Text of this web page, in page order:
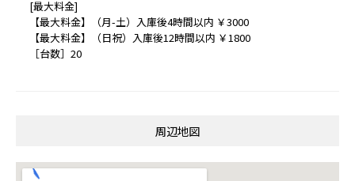
[最大料金]
【最大料金】（月-土）入庫後4時間以内 ￥3000
【最大料金】（日祝）入庫後12時間以内 ￥1800
［台数］20
周辺地図